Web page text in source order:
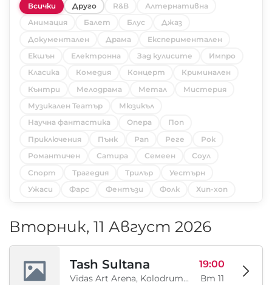
Всички Друго R&B
Алтернативна
Анимация
Балет Блус
Джаз
Документален
Драма
Експериментален
Екшън
Електронна Зад кулисите
Импро
Класика
Комедия Концерт
Криминален
Кънтри
Мелодрама Метал
Мистерия
Музикален Театър
Мюзикъл
Научна фантастика
Опера
Поп
Приключения
Пънк Рап Реге
Рок
Романтичен
Сатира Семеен
Соул
Спорт
Трагедия Трилър
Уестърн
Ужаси
Фарс Фентъзи Фолк Хип-хоп
Вторник, 11 Август 2026
Tash Sultana
Vidas Art Arena, Kolodrum, Borisova gradina, София, BG
19:00
Вт 11